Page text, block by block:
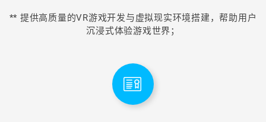
** 提供高质量的VR游戏开发与虚拟现实环境搭建，帮助用户
沉浸式体验游戏世界；